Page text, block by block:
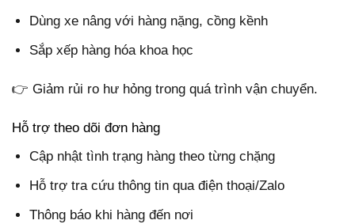
Dùng xe nâng với hàng nặng, cồng kềnh
Sắp xếp hàng hóa khoa học
👉 Giảm rủi ro hư hỏng trong quá trình vận chuyển.
Hỗ trợ theo dõi đơn hàng
Cập nhật tình trạng hàng theo từng chặng
Hỗ trợ tra cứu thông tin qua điện thoại/Zalo
Thông báo khi hàng đến nơi